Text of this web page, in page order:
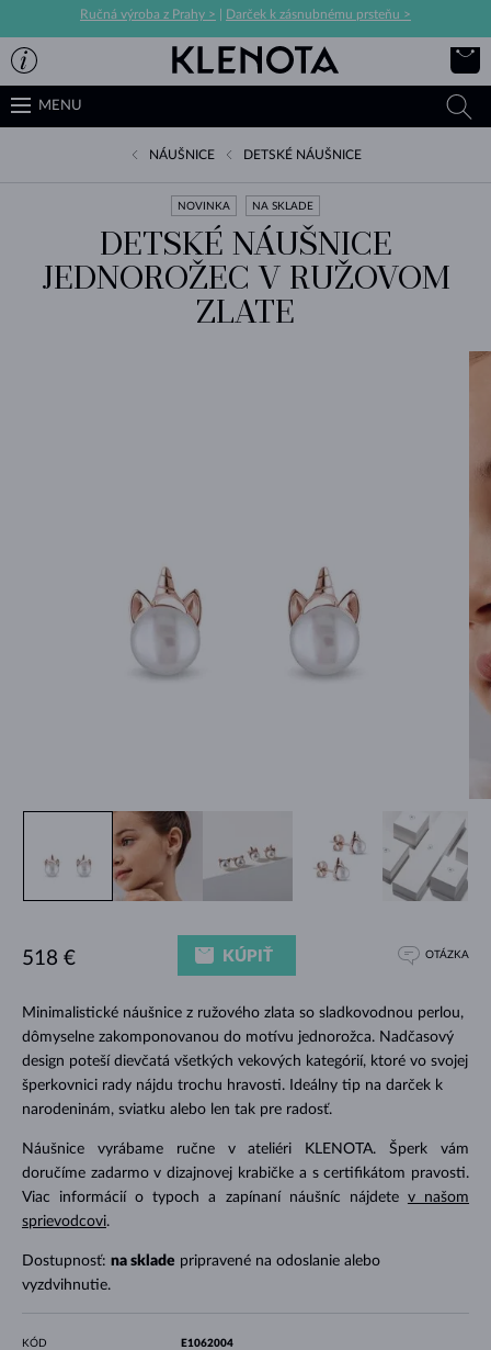
Ručná výroba z Prahy > Darček k zásnubnému prsteňu >
MENU
NÁUŠNICE DETSKÉ NÁUŠNICE
NOVINKA NA SKLADE
DETSKÉ NÁUŠNICE
JEDNOROŽEC V RUŽOVOM
ZLATE
Minimalistické náušnice z ružového zlata so sladkovodnou perlou,
dômyselne zakomponovanou do motívu jednorožca. Nadčasový
design poteší dievčatá všetkých vekových kategórií, ktoré vo svojej
šperkovnici rady nájdu trochu hravosti. Ideálny tip na darček k
narodeninám, sviatku alebo len tak pre radosť.
Náušnice vyrábame ručne v ateliéri KLENOTA. Šperk vám
doručíme zadarmo v dizajnovej krabičke a s certifikátom pravosti.
Viac informácií o typoch a zapínaní náušníc nájdete v našom
sprievodcovi.
Dostupnosť: na sklade pripravené na odoslanie alebo
vyzdvihnutie.
518 € KÚPIŤ OTÁZKA
KÓD E1062004